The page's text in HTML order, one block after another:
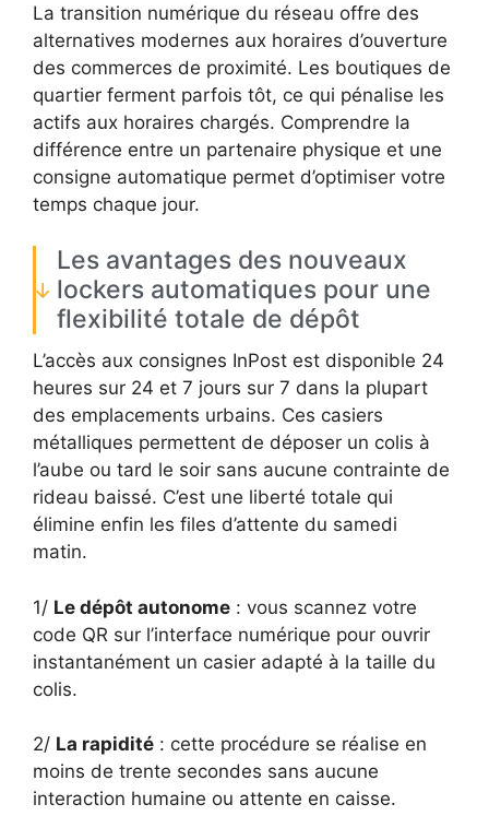
La transition numérique du réseau offre des
alternatives modernes aux horaires d’ouverture
des commerces de proximité. Les boutiques de
quartier ferment parfois tôt, ce qui pénalise les
actifs aux horaires chargés. Comprendre la
différence entre un partenaire physique et une
consigne automatique permet d’optimiser votre
temps chaque jour.
Les avantages des nouveaux
lockers automatiques pour une
flexibilité totale de dépôt
L’accès aux consignes InPost est disponible 24
heures sur 24 et 7 jours sur 7 dans la plupart
des emplacements urbains. Ces casiers
métalliques permettent de déposer un colis à
l’aube ou tard le soir sans aucune contrainte de
rideau baissé. C’est une liberté totale qui
élimine enfin les files d’attente du samedi
matin.
1/ Le dépôt autonome : vous scannez votre
code QR sur l’interface numérique pour ouvrir
instantanément un casier adapté à la taille du
colis.
2/ La rapidité : cette procédure se réalise en
moins de trente secondes sans aucune
interaction humaine ou attente en caisse.